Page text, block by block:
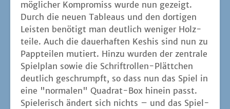
mög­li­cher Kom­pro­miss wur­de nun gezeigt.
Durch die neu­en Tableaus und den dor­ti­gen
Leis­ten benö­tigt man deut­lich weni­ger Holz­
tei­le. Auch die dau­er­haf­ten Keshis sind nun zu
Papp­tei­len mutiert. Hin­zu wur­den der zen­tra­le
Spiel­plan sowie die Schrift­rol­len-Plätt­chen
deut­lich geschrumpft, so dass nun das Spiel in
eine "nor­ma­len" Qua­drat-Box hin­ein passt.
Spie­le­risch ändert sich nichts – und das Spiel­